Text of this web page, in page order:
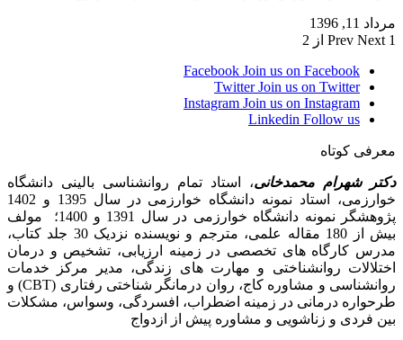
مرداد 11, 1396
Prev Next 1 از 2
Facebook Join us on Facebook
Twitter Join us on Twitter
Instagram Join us on Instagram
Linkedin Follow us
معرفی کوتاه
دکتر شهرام محمدخانی، استاد تمام روانشناسی بالینی دانشگاه
خوارزمی، استاد نمونه دانشگاه خوارزمی در سال 1395 و 1402
پژوهشگر نمونه دانشگاه خوارزمی در سال 1391 و 1400؛ مولف
بیش از 180 مقاله علمی، مترجم و نویسنده نزدیک 30 جلد کتاب،
مدرس کارگاه­ های تخصصی در زمینه ارزیابی، تشخیص و درمان
اختلالات روانشناختی و مهارت های زندگی، مدیر مرکز خدمات
روانشناسی و مشاوره کاج، روان­ درمانگر شناختی رفتاری (CBT) و
طرحواره درمانی در زمینه اضطراب، افسردگی، وسواس، مشکلات
بین فردی و زناشویی و مشاوره پیش از ازدواج